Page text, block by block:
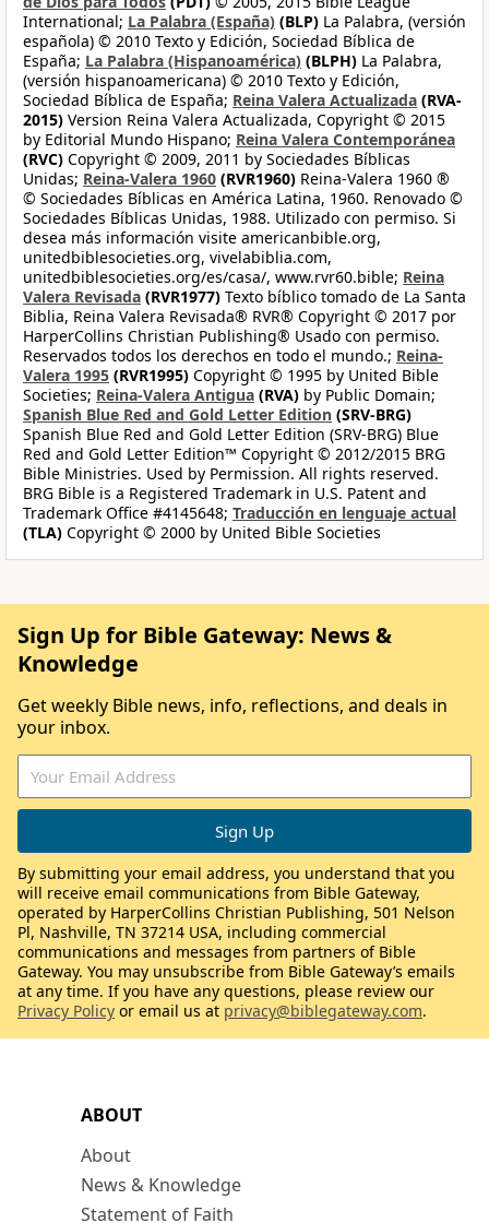
International; La Palabra (España) (BLP) La Palabra, (versión
española) © 2010 Texto y Edición, Sociedad Bíblica de
España; La Palabra (Hispanoamérica) (BLPH) La Palabra,
(versión hispanoamericana) © 2010 Texto y Edición,
Sociedad Bíblica de España; Reina Valera Actualizada (RVA-
2015) Version Reina Valera Actualizada, Copyright © 2015
by Editorial Mundo Hispano; Reina Valera Contemporánea
(RVC) Copyright © 2009, 2011 by Sociedades Bíblicas
Unidas; Reina-Valera 1960 (RVR1960) Reina-Valera 1960 ®
© Sociedades Bíblicas en América Latina, 1960. Renovado ©
Sociedades Bíblicas Unidas, 1988. Utilizado con permiso. Si
desea más información visite americanbible.org,
unitedbiblesocieties.org, vivelabiblia.com,
unitedbiblesocieties.org/es/casa/, www.rvr60.bible; Reina
Valera Revisada (RVR1977) Texto bíblico tomado de La Santa
Biblia, Reina Valera Revisada® RVR® Copyright © 2017 por
HarperCollins Christian Publishing® Usado con permiso.
Reservados todos los derechos en todo el mundo.; Reina-
Valera 1995 (RVR1995) Copyright © 1995 by United Bible
Societies; Reina-Valera Antigua (RVA) by Public Domain;
Spanish Blue Red and Gold Letter Edition (SRV-BRG)
Spanish Blue Red and Gold Letter Edition (SRV-BRG) Blue
Red and Gold Letter Edition™ Copyright © 2012/2015 BRG
Bible Ministries. Used by Permission. All rights reserved.
BRG Bible is a Registered Trademark in U.S. Patent and
Trademark Office #4145648; Traducción en lenguaje actual
(TLA) Copyright © 2000 by United Bible Societies
ABOUT
About
News & Knowledge
Statement of Faith
Sign Up for Bible Gateway: News &
Knowledge
Get weekly Bible news, info, reflections, and deals in
your inbox.
By submitting your email address, you understand that you
will receive email communications from Bible Gateway,
operated by HarperCollins Christian Publishing, 501 Nelson
Pl, Nashville, TN 37214 USA, including commercial
communications and messages from partners of Bible
Gateway. You may unsubscribe from Bible Gateway’s emails
at any time. If you have any questions, please review our
Privacy Policy or email us at privacy@biblegateway.com.